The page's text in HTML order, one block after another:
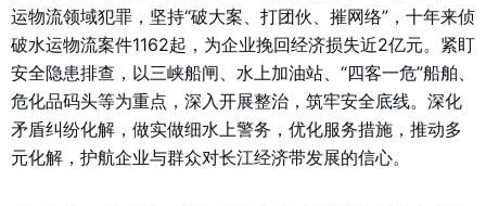
运物流领域犯罪，坚持“破大案、打团伙、摧网络”，十年来侦
破水运物流案件1162起，为企业挽回经济损失近2亿元。紧盯
安全隐患排查，以三峡船闸、水上加油站、“四客一危”船舶、
危化品码头等为重点，深入开展整治，筑牢安全底线。深化
矛盾纠纷化解，做实做细水上警务，优化服务措施，推动多
元化解，护航企业与群众对长江经济带发展的信心。